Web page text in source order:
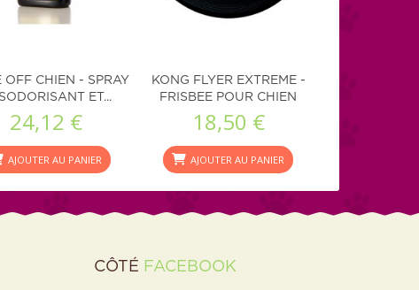
OFF CHIEN - SPRAY
ET...
24,12 €
AJOUTER AU PANIER
KONG FLYER EXTREME -
FRISBEE POUR CHIEN
18,50 €
AJOUTER AU PANIER
CÔTÉ FACEBOOK